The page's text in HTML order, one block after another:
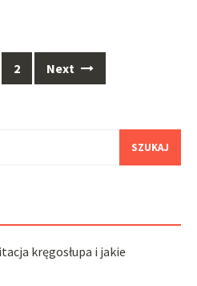
2 Next
kręgosłupa i jakie